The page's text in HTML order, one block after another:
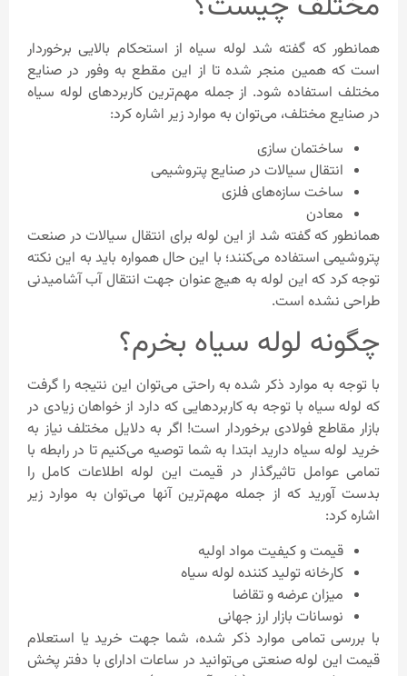
همانطور که گفته شد لوله سیاه از استحکام بالایی برخوردار
است که همین منجر شده تا از این مقطع به وفور در صنایع
مختلف استفاده شود. از جمله مهم‌ترین کاربردهای لوله سیاه
در صنایع مختلف، می‌توان به موارد زیر اشاره کرد:
ساختمان سازی
انتقال سیالات در صنایع پتروشیمی
ساخت سازه‌های فلزی
معادن
همانطور که گفته شد از این لوله برای انتقال سیالات در صنعت
پتروشیمی استفاده می‌کنند؛ با این حال همواره باید به این نکته
توجه کرد که این لوله به هیچ عنوان جهت انتقال آب آشامیدنی
طراحی نشده است.
چگونه لوله سیاه بخرم؟
با توجه به موارد ذکر شده به راحتی می‌توان این نتیجه را گرفت
که لوله سیاه با توجه به کاربردهایی که دارد از خواهان زیادی در
بازار مقاطع فولادی برخوردار است! اگر به دلایل مختلف نیاز به
خرید لوله سیاه دارید ابتدا به شما توصیه می‌کنیم تا در رابطه با
تمامی عوامل تاثیرگذار در قیمت این لوله اطلاعات کامل را
بدست آورید که از جمله مهم‌ترین آنها می‌توان به موارد زیر
اشاره کرد:
قیمت و کیفیت مواد اولیه
کارخانه تولید کننده لوله سیاه
میزان عرضه و تقاضا
نوسانات بازار ارز جهانی
با بررسی تمامی موارد ذکر شده، شما جهت خرید یا استعلام
قیمت این لوله صنعتی می‌توانید در ساعات ادارای با دفتر پخش